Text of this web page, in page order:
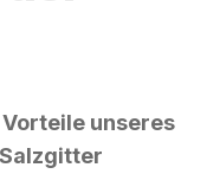
unseres